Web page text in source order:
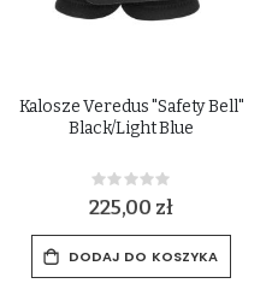
Kalosze Veredus "Safety Bell"
Black/Light Blue
Rating:
0%
225,00 zł
DODAJ DO KOSZYKA